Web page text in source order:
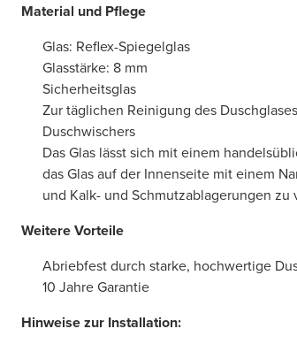
Material und Pflege
Glas: Reflex-Spiegelglas
Glasstärke: 8 mm
Sicherheitsglas
Zur täglichen Reinigung des
Duschwischers
Das Glas lässt sich mit einem
das Glas auf der Innenseite mit einem
und Kalk- und Schmutzablagerungen zu
Weitere Vorteile
Abriebfest durch starke, hochwertige
10 Jahre Garantie
Hinweise zur Installation: